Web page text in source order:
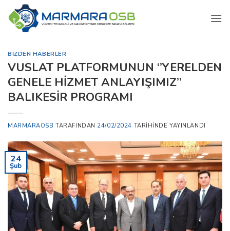
İçeriğe
atla
BIZDEN HABERLER
VUSLAT PLATFORMUNUN ‘’YERELDEN
GENELE HİZMET ANLAYIŞIMIZ’’
BALIKESİR PROGRAMI
MARMARAOSB TARAFINDAN 24/02/2024 TARIHINDE YAYINLANDI
24
Şub